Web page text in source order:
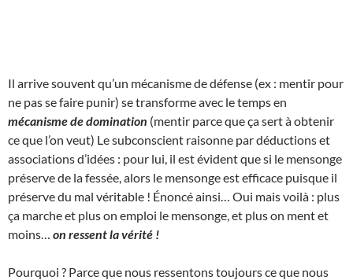
Il arrive souvent qu’un mécanisme de défense (ex : mentir pour
ne pas se faire punir) se transforme avec le temps en
mécanisme de domination (mentir parce que ça sert à obtenir
ce que l’on veut) Le subconscient raisonne par déductions et
associations d’idées : pour lui, il est évident que si le mensonge
préserve de la fessée, alors le mensonge est efficace puisque il
préserve du mal véritable ! Énoncé ainsi… Oui mais voilà : plus
ça marche et plus on emploi le mensonge, et plus on ment et
moins… on ressent la vérité !
Pourquoi ? Parce que nous ressentons toujours ce que nous